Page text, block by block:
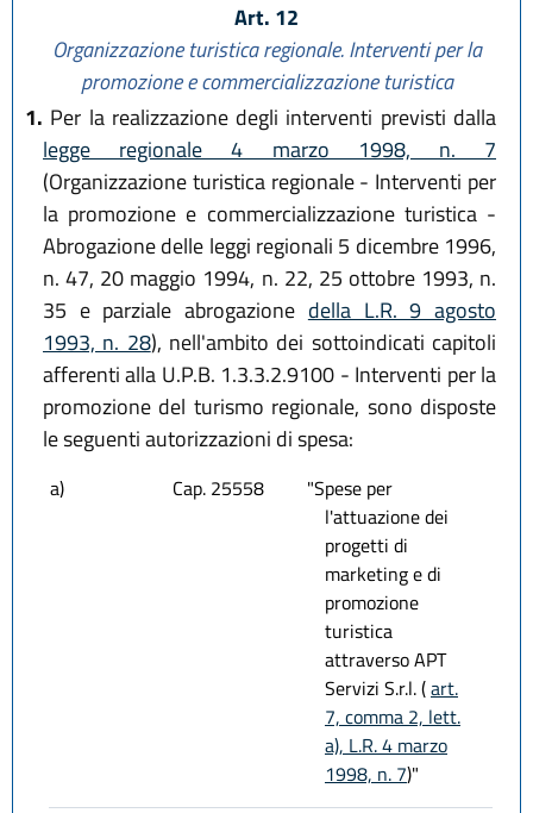
Art. 12
Organizzazione turistica regionale. Interventi per la
promozione e commercializzazione turistica
1. Per la realizzazione degli interventi previsti dalla
legge regionale 4 marzo 1998, n. 7
(Organizzazione turistica regionale - Interventi per
la promozione e commercializzazione turistica -
Abrogazione delle leggi regionali 5 dicembre 1996,
n. 47, 20 maggio 1994, n. 22, 25 ottobre 1993, n.
35 e parziale abrogazione della L.R. 9 agosto
1993, n. 28), nell'ambito dei sottoindicati capitoli
afferenti alla U.P.B. 1.3.3.2.9100 - Interventi per la
promozione del turismo regionale, sono disposte
le seguenti autorizzazioni di spesa:
a) Cap. 25558
"Spese per
l'attuazione dei
progetti di
marketing e di
promozione
turistica
attraverso APT
Servizi S.r.l. (art.
7, comma 2, lett.
a), L.R. 4 marzo
1998, n. 7)"